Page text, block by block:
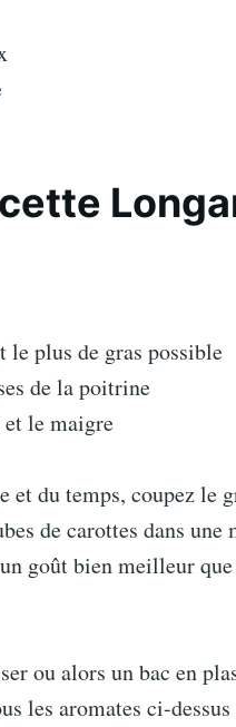
le plus de gras possible
de la poitrine
et le maigre
et du temps, coupez le
de carottes dans une
goût bien meilleur que
ou alors un bac en
les aromates ci-